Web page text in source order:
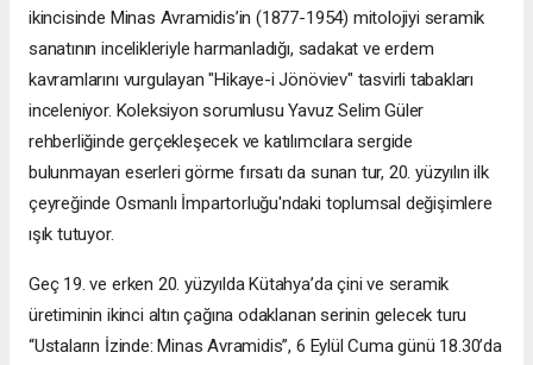
ikincisinde Minas Avramidis’in (1877-1954) mitolojiyi seramik
sanatının incelikleriyle harmanladığı, sadakat ve erdem
kavramlarını vurgulayan "Hikaye-i Jönöviev" tasvirli tabakları
inceleniyor. Koleksiyon sorumlusu Yavuz Selim Güler
rehberliğinde gerçekleşecek ve katılımcılara sergide
bulunmayan eserleri görme fırsatı da sunan tur, 20. yüzyılın ilk
çeyreğinde Osmanlı İmpartorluğu'ndaki toplumsal değişimlere
ışık tutuyor.
Geç 19. ve erken 20. yüzyılda Kütahya’da çini ve seramik
üretiminin ikinci altın çağına odaklanan serinin gelecek turu
“Ustaların İzinde: Minas Avramidis”, 6 Eylül Cuma günü 18.30’da